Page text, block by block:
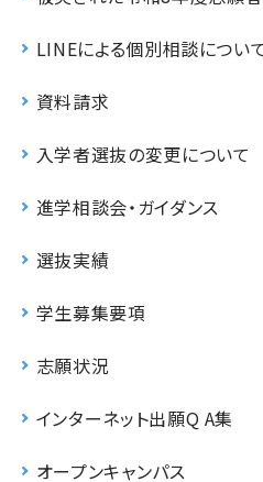
LINEによる個別相談につい
資料請求
入学者選抜の変更について
進学相談会・ガイダンス
選抜実績
学生募集要項
志願状況
インターネット出願Q A集
オープンキャンパス